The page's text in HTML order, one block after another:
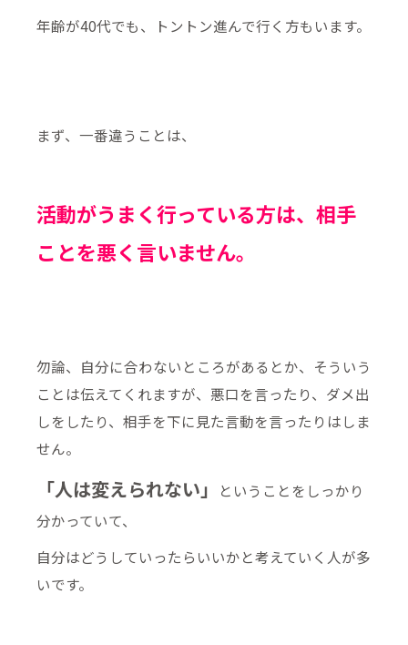
年齢が40代でも、トントン進んで行く方もいます。
まず、一番違うことは、
活動がうまく行っている方は、相手
ことを悪く言いません。
勿論、自分に合わないところがあるとか、そういう
ことは伝えてくれますが、悪口を言ったり、ダメ出
しをしたり、相手を下に見た言動を言ったりはしま
せん。
「人は変えられない」
ということをしっかり
分かっていて、
自分はどうしていったらいいかと考えていく人が多
いです。